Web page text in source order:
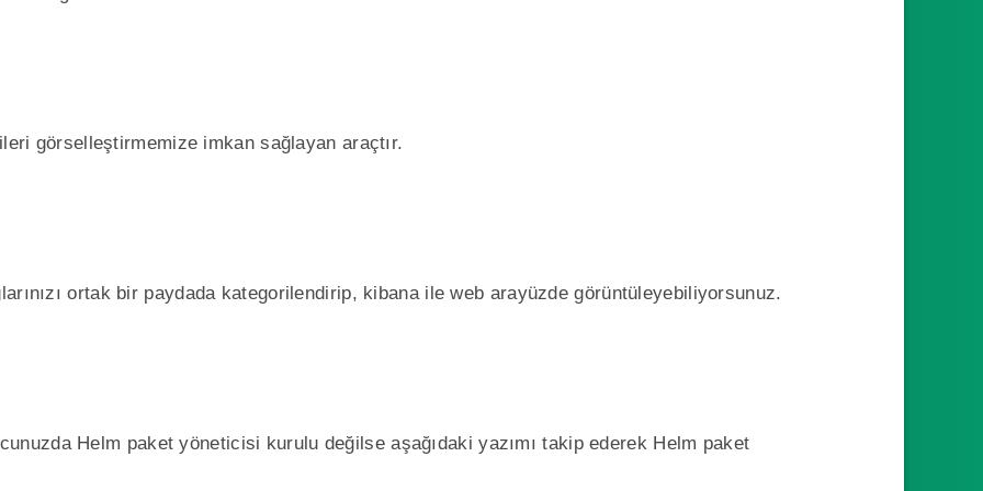
görselleştirmemize imkan sağlayan araçtır.
ortak bir paydada kategorilendirip, kibana ile web arayüzde görüntüleyebiliyorsunuz.
Helm paket yöneticisi kurulu değilse aşağıdaki yazımı takip ederek Helm paket